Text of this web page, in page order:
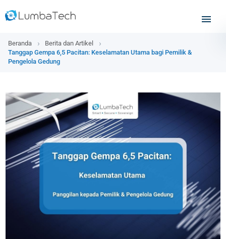
Beranda
Berita dan Artikel
Tanggap Gempa 6,5 Pacitan: Keselamatan Utama bagi Pemilik &
Pengelola Gedung